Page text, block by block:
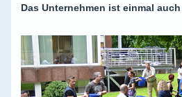
Das Unternehmen ist einmal